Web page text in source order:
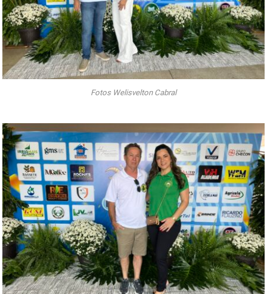
Fotos Welisvelton Cabral